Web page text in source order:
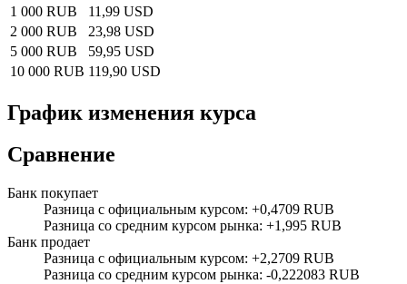
1 000 RUB
11,99 USD
2 000 RUB
23,98 USD
5 000 RUB
59,95 USD
10 000 RUB 119,90 USD
График изменения курса
Сравнение
Банк покупает
Разница с официальным курсом: +0,4709 RUB
Разница со средним курсом рынка: +1,995 RUB
Банк продает
Разница с официальным курсом: +2,2709 RUB
Разница со средним курсом рынка: -0,222083 RUB